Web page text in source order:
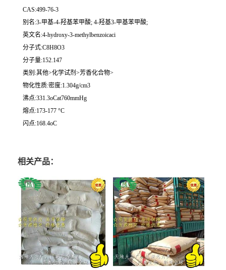
CAS:499-76-3
别名:3-甲基-4-羟基苯甲酸; 4-羟基3-甲基苯甲酸;
英文名:4-hydroxy-3-methylbenzoicaci
分子式:C8H8O3
分子量:152.147
类别:其他>化学试剂>芳香化合物>
物化性质:密度:1.304g/cm3
沸点:331.3oCat760mmHg
熔点:173-177 °C
闪点:168.4oC
相关产品：